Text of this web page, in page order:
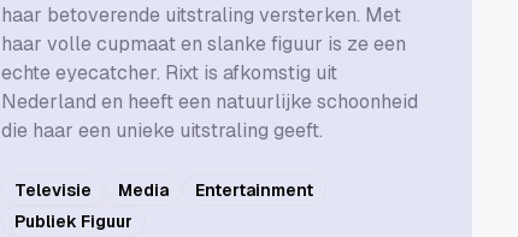
haar betoverende uitstraling versterken. Met
haar volle cupmaat en slanke figuur is ze een
echte eyecatcher. Rixt is afkomstig uit
Nederland en heeft een natuurlijke schoonheid
die haar een unieke uitstraling geeft.
Televisie Media
Entertainment
Publiek Figuur